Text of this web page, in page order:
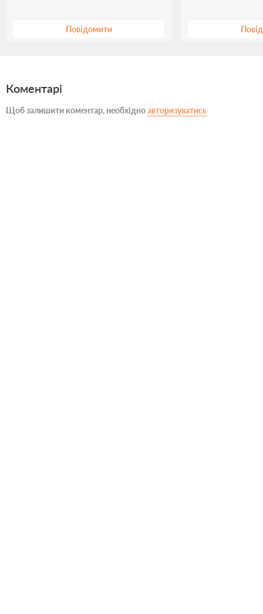
Повідомити
Коментарі
Щоб залишити коментар, необхідноавторизуватись